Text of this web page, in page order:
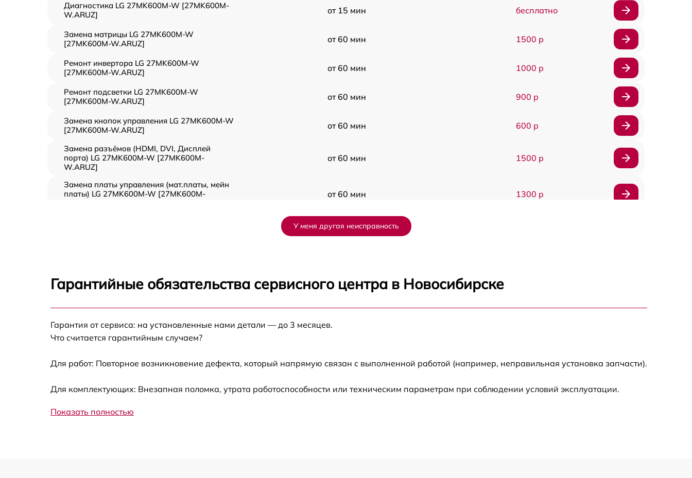
Диагностика LG 27MK600M-W [27MK600M-
W.ARUZ]
от 15 мин бесплатно
Замена матрицы LG 27MK600M-W
[27MK600M-W.ARUZ]
от 60 мин 1500 р
Ремонт инвертора LG 27MK600M-W
[27MK600M-W.ARUZ]
от 60 мин 1000 р
Ремонт подсветки LG 27MK600M-W
[27MK600M-W.ARUZ]
от 60 мин 900 р
Замена кнопок управления LG 27MK600M-W
[27MK600M-W.ARUZ]
от 60 мин 600 р
Замена разъёмов (HDMI, DVI, Дисплей
порта) LG 27MK600M-W [27MK600M-
W.ARUZ]
от 60 мин 1500 р
Замена платы управления (мат.платы, мейн
платы) LG 27MK600M-W [27MK600M-
от 60 мин 1300 р
от 60 мин
Замена лампы подсветки LG 27MK600M-W
[27MK600M-W.ARUZ]
от 60 мин
Ремонт блока управления LG 27MK600M-W
Замена блока питания LG 27MK600M-W
[27MK600M-W.ARUZ]
Замена электронных компонентов LG
1900 р
У меня другая неисправность
Гарантийные обязательства сервисного центра в Новосибирске
Гарантия от сервиса: на установленные нами детали — до 3 месяцев.
Что считается гарантийным случаем?
Для работ: Повторное возникновение дефекта, который напрямую связан с выполненной работой (например, неправильная установка запчасти).
Для комплектующих: Внезапная поломка, утрата работоспособности или техническим параметрам при соблюдении условий эксплуатации.
Показать полностью